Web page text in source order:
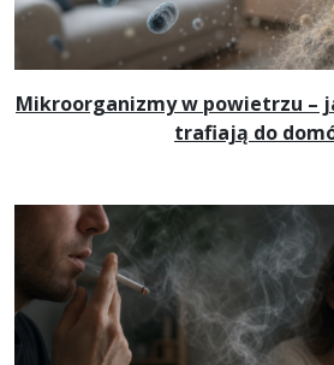
Mikroorganizmy w powietrzu –
trafiają do